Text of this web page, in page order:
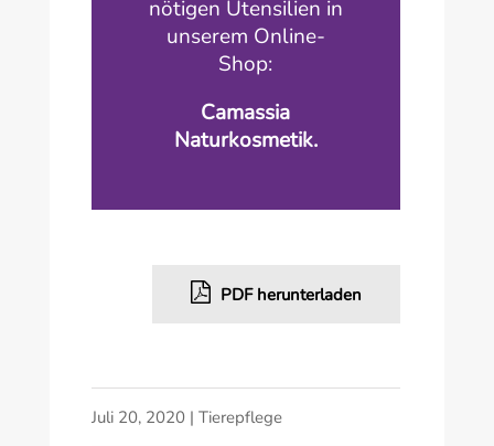
nötigen Utensilien in
unserem Online-
Shop:
Camassia
Naturkosmetik.
PDF herunterladen
Juli 20, 2020| Tierepflege